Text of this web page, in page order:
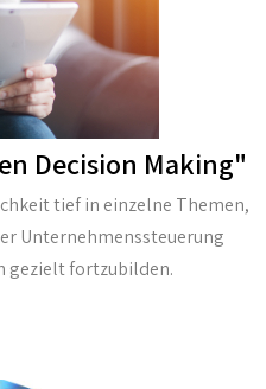
Decision Making"
tief in einzelne Themen,
Unternehmenssteuerung
gezielt fortzubilden.